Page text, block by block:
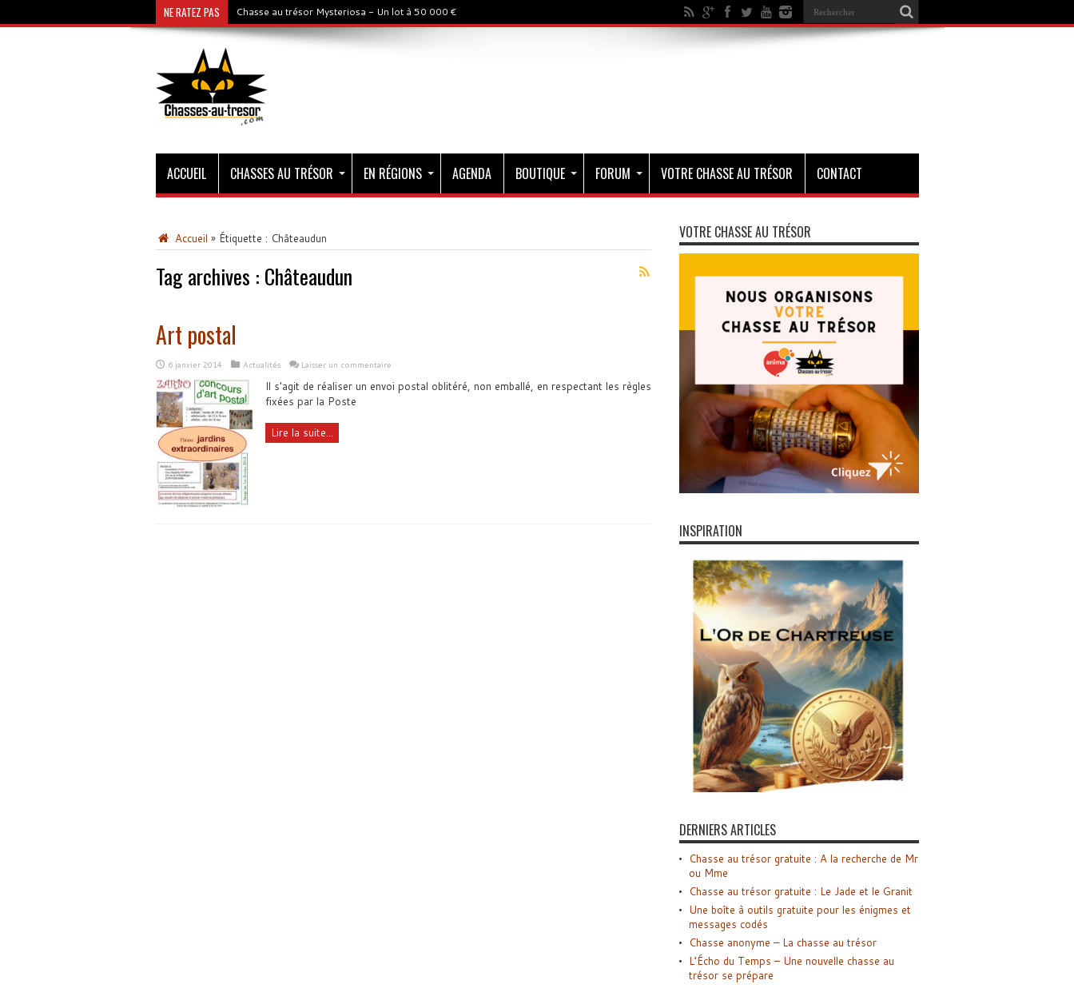
NE RATEZ PAS Chasse au trésor Mysteriosa - Un lot à 50 000 €
ACCUEIL CHASSES AU TRÉSOR EN RÉGIONS AGENDA BOUTIQUE FORUM VOTRE CHASSE AU TRÉSOR CONTACT
Accueil » Étiquette : Châteaudun
Tag archives : Châteaudun
Art postal
6 janvier 2014 Actualités Laisser un commentaire
Il s'agit de réaliser un envoi postal oblitéré, non emballé, en respectant les règles
fixées par la Poste
Lire la suite...
VOTRE CHASSE AU TRÉSOR
INSPIRATION
DERNIERS ARTICLES
Chasse au trésor gratuite : A la recherche de Mr
ou Mme
Chasse au trésor gratuite : Le Jade et le Granit
Une boîte à outils gratuite pour les énigmes et
messages codés
Chasse anonyme – La chasse au trésor
L’Écho du Temps – Une nouvelle chasse au
trésor se prépare